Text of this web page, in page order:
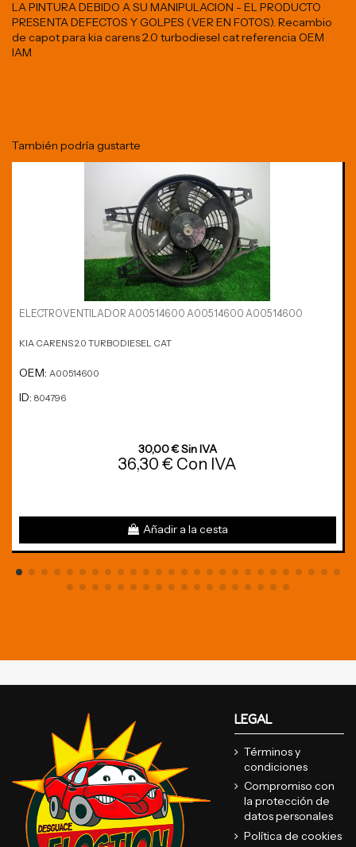
LA PINTURA DEBIDO A SU MANIPULACION - EL PRODUCTO
PRESENTA DEFECTOS Y GOLPES (VER EN FOTOS). Recambio
de capot para kia carens 2.0 turbodiesel cat referencia OEM
IAM
También podría gustarte
ELECTROVENTILADOR A00514600 A00514600 A00514600
KIA CARENS 2.0 TURBODIESEL CAT
OEM: A00514600
ID: 804796
30,00 € Sin IVA
36,30 € Con IVA
Añadir a la cesta
LEGAL
Términos y
condiciones
Compromiso con
la protección de
datos personales
Política de cookies